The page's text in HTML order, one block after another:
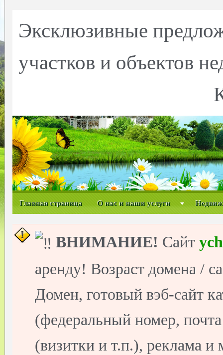
Эксклюзивные
участков и объектов
Главная страница О нас и наши услуги
ВНИМАНИЕ! Сайт
аренду! Возраст домена /
Домен, готовый вэб-сайт
(федеральный номер,
(визитки и т.п.), реклама и